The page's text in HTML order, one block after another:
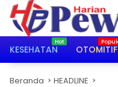
Langsung
konten
KESEHATAN
OTOMITIF
Beranda HEADLINE